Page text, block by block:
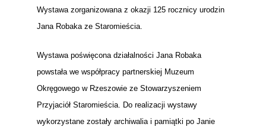
Wystawa zorganizowana z okazji 125 rocznicy urodzin
Jana Robaka ze Staromieścia.
Wystawa poświęcona działalności Jana Robaka
powstała we współpracy partnerskiej Muzeum
Okręgowego w Rzeszowie ze Stowarzyszeniem
Przyjaciół Staromieścia. Do realizacji wystawy
wykorzystane zostały archiwalia i pamiątki po Janie